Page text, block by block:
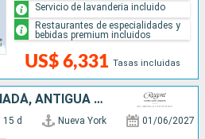
US$ 6,331 Tasas incluidas
Servicio de lavanderia incluido
Restaurantes de especialidades y
bebidas premium incluidos
ESTADOS UNIDOS, CANADÁ, ANTIGUA Y BARBUDA, ISLANDIA, IRLANDA, REINO UNIDO
15 d Nueva York 01/06/2027